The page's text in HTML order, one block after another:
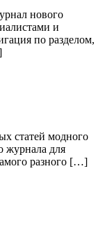
нового
и
по разделом,
статей модного
журнала для
разного […]